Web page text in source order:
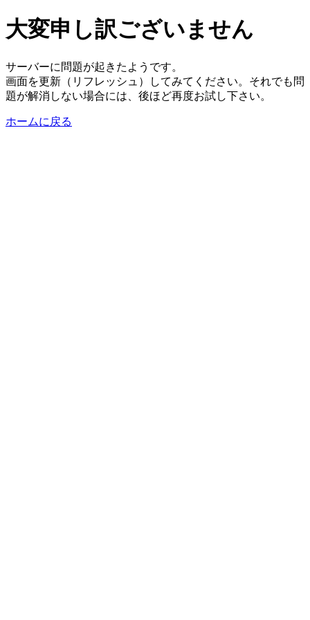
大変申し訳ございません
サーバーに問題が起きたようです。
画面を更新（リフレッシュ）してみてください。それでも問
題が解消しない場合には、後ほど再度お試し下さい。
ホームに戻る